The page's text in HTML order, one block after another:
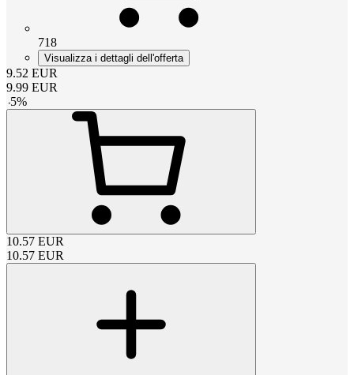
718
Visualizza i dettagli dell'offerta
9.52 EUR
9.99 EUR
-5%
10.57 EUR
10.57 EUR